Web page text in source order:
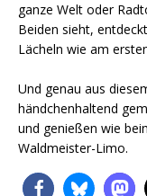
ganze Welt oder
Beiden sieht,
Lächeln wie am
Und genau aus
händchenhaltend
und genießen wie
Waldmeister-Limo.